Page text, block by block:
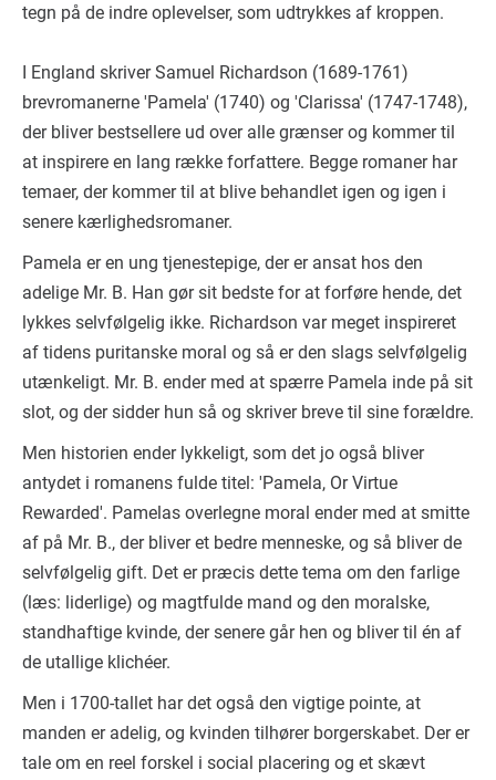
tegn på de indre oplevelser, som udtrykkes af kroppen.
I England skriver Samuel Richardson (1689-1761)
brevromanerne 'Pamela' (1740) og 'Clarissa' (1747-1748),
der bliver bestsellere ud over alle grænser og kommer til
at inspirere en lang række forfattere. Begge romaner har
temaer, der kommer til at blive behandlet igen og igen i
senere kærlighedsromaner.
Pamela er en ung tjenestepige, der er ansat hos den
adelige Mr. B. Han gør sit bedste for at forføre hende, det
lykkes selvfølgelig ikke. Richardson var meget inspireret
af tidens puritanske moral og så er den slags selvfølgelig
utænkeligt. Mr. B. ender med at spærre Pamela inde på sit
slot, og der sidder hun så og skriver breve til sine forældre.
Men historien ender lykkeligt, som det jo også bliver
antydet i romanens fulde titel: 'Pamela, Or Virtue
Rewarded'. Pamelas overlegne moral ender med at smitte
af på Mr. B., der bliver et bedre menneske, og så bliver de
selvfølgelig gift. Det er præcis dette tema om den farlige
(læs: liderlige) og magtfulde mand og den moralske,
standhaftige kvinde, der senere går hen og bliver til én af
de utallige klichéer.
Men i 1700-tallet har det også den vigtige pointe, at
manden er adelig, og kvinden tilhører borgerskabet. Der er
tale om en reel forskel i social placering og et skævt